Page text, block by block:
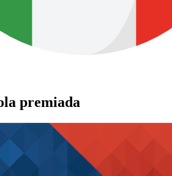
premiada